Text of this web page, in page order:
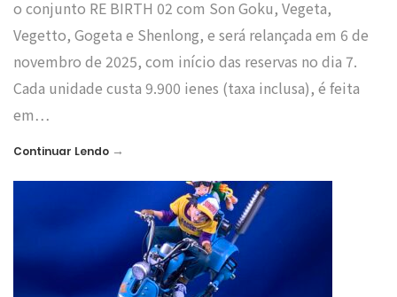
o conjunto RE BIRTH 02 com Son Goku, Vegeta,
Vegetto, Gogeta e Shenlong, e será relançada em 6 de
novembro de 2025, com início das reservas no dia 7.
Cada unidade custa 9.900 ienes (taxa inclusa), é feita
em…
Continuar Lendo →